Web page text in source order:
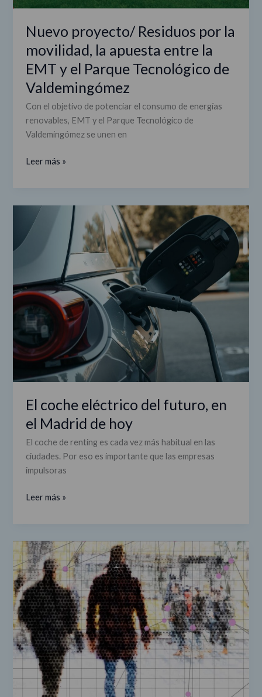
Nuevo proyecto/ Residuos por la
movilidad, la apuesta entre la
EMT y el Parque Tecnológico de
Valdemingómez
Con el objetivo de potenciar el consumo de energías
renovables, EMT y el Parque Tecnológico de
Valdemingómez se unen en
y
el
Parque
Tecnológico
de
Valdemingómez
Leer más »
El coche eléctrico del futuro, en
el Madrid de hoy
El coche de renting es cada vez más habitual en las
ciudades. Por eso es importante que las empresas
impulsoras
coche
eléctrico
en
el
Madrid
de
Leer más »
Índice
IESE
Cities
in
Motion
2020:
Madrid
ocupa
el
puesto